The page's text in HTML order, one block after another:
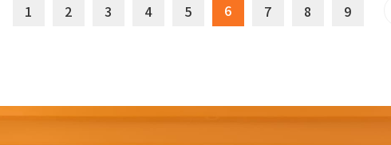
1 2 3 4 5 6 7 8 9